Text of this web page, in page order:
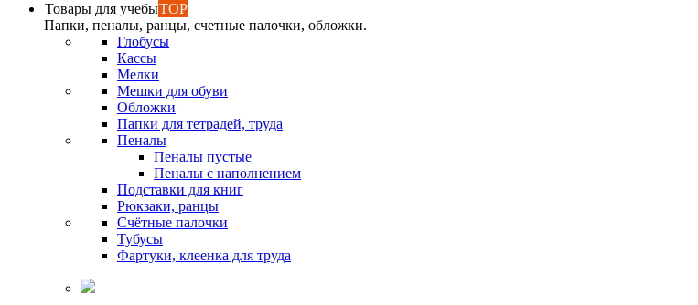
Товары для учебыTOP
Папки, пеналы, ранцы, счетные палочки, обложки.
Глобусы
Кассы
Мелки
Мешки для обуви
Обложки
Папки для тетрадей, труда
Пеналы
Пеналы пустые
Пеналы с наполнением
Подставки для книг
Рюкзаки, ранцы
Счётные палочки
Тубусы
Фартуки, клеенка для труда